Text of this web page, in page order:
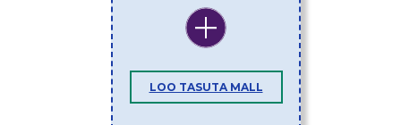
LOO TASUTA MALL